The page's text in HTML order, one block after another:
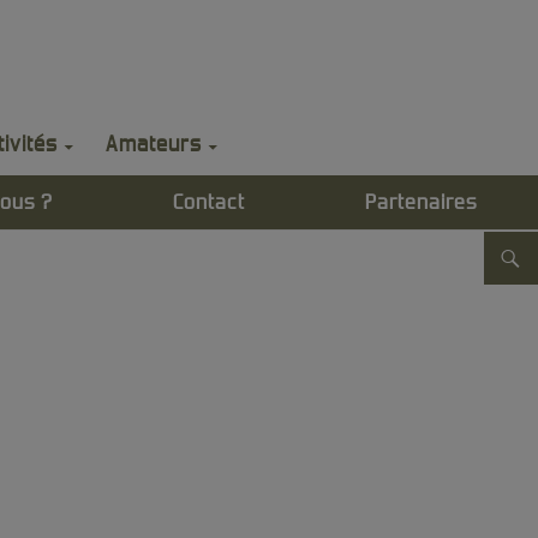
Amateurs
? Contact Partenaires